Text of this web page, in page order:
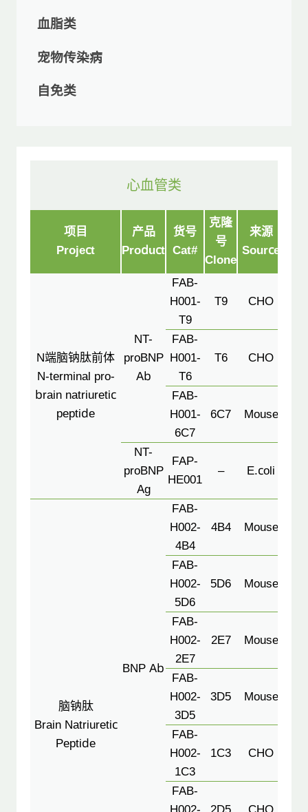
血脂类
宠物传染病
自免类
心血管类
项目
Project
产品
Product
货号
Cat#
克隆
号
Clone
来源
Source
N端脑钠肽前体
N-terminal pro-
brain natriuretic
peptide
NT-
proBNP
Ab
FAB-
H001-
T9
T9
CHO
FAB-
H001-
T6
T6 CHO
FAB-
H001-
6C7
6C7 Mouse
NT-
proBNP
Ag
FAP-
HE001
– E.coli
脑钠肽
Brain Natriuretic
Peptide
BNP Ab
FAB-
H002-
4B4
4B4 Mouse
FAB-
H002-
5D6
5D6 Mouse
FAB-
H002-
2E7
2E7 Mouse
FAB-
H002-
3D5
3D5 Mouse
FAB-
H002-
1C3
1C3 CHO
FAB-